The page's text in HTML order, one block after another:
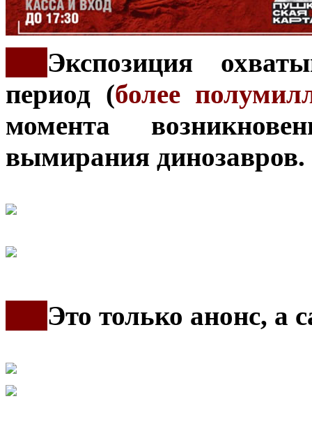
Экспозиция
период (более
момента
вымирания динозавров.
Это только анонс, а